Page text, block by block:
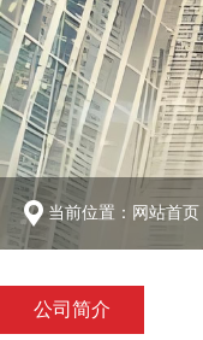
当前位置： 网站首页
公司简介